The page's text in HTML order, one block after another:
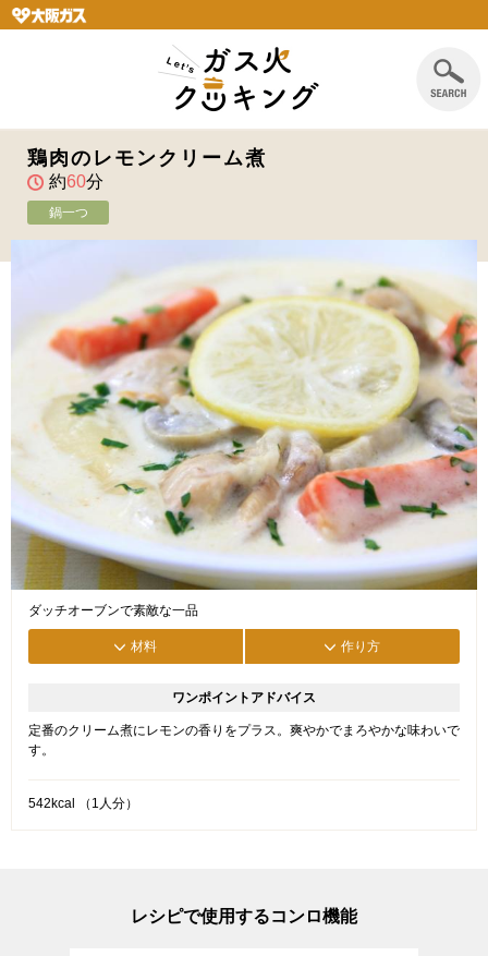
鶏肉のレモンクリーム煮
約60分
鍋一つ
ダッチオーブンで素敵な一品
材料 作り方
ワンポイントアドバイス
定番のクリーム煮にレモンの香りをプラス。爽やかでまろやかな味わいで
す。
542kcal （1人分）
レシピで使用するコンロ機能